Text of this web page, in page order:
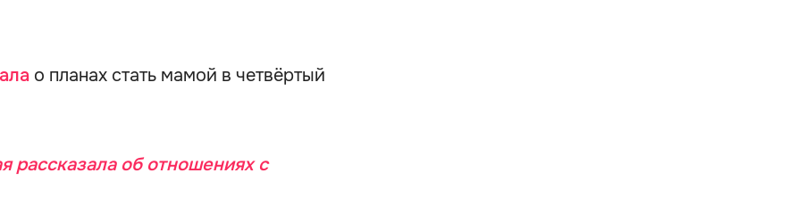
о планах стать мамой в четвёртый
рассказала об отношениях с